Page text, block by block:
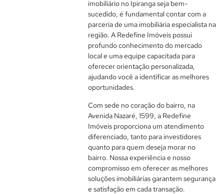
imobiliário no Ipiranga seja bem-
sucedido, é fundamental contar com a
parceria de uma imobiliária especialista na
região. A Redefine Imóveis possui
profundo conhecimento do mercado
local e uma equipe capacitada para
oferecer orientação personalizada,
ajudando você a identificar as melhores
oportunidades.
Com sede no coração do bairro, na
Avenida Nazaré, 1599, a Redefine
Imóveis proporciona um atendimento
diferenciado, tanto para investidores
quanto para quem deseja morar no
bairro. Nossa experiência e nosso
compromisso em oferecer as melhores
soluções imobiliárias garantem segurança
e satisfação em cada transação.